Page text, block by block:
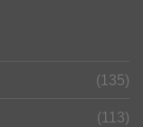
(135)
(113)